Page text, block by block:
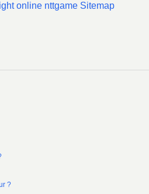
online nttgame Sitemap
?